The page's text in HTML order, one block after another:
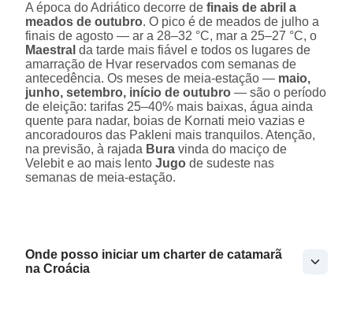
A época do Adriático decorre de finais de abril a
meados de outubro. O pico é de meados de julho a
finais de agosto — ar a 28–32 °C, mar a 25–27 °C, o
Maestral da tarde mais fiável e todos os lugares de
amarração de Hvar reservados com semanas de
antecedência. Os meses de meia-estação — maio,
junho, setembro, início de outubro — são o período
de eleição: tarifas 25–40% mais baixas, água ainda
quente para nadar, boias de Kornati meio vazias e
ancoradouros das Pakleni mais tranquilos. Atenção,
na previsão, à rajada Bura vinda do maciço de
Velebit e ao mais lento Jugo de sudeste nas
semanas de meia-estação.
Onde posso iniciar um charter de catamarã
na Croácia